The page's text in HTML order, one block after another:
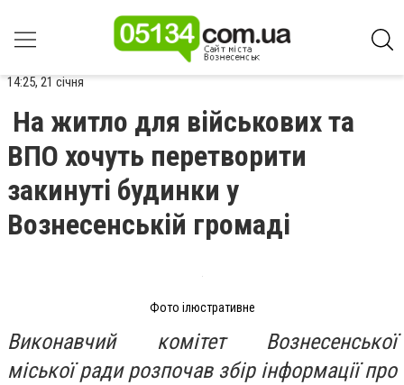
14:25, 21 січня
На житло для військових та
ВПО хочуть перетворити
закинуті будинки у
Вознесенській громаді
Фото ілюстративне
Виконавчий комітет Вознесенської
міської ради розпочав збір інформації про